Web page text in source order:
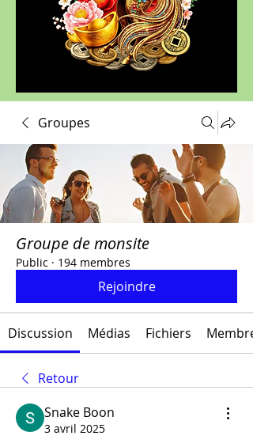
Groupes
Groupe de monsite
Public · 194 membres
Rejoindre
Discussion Médias Fichiers
Retour
Snake Boon
3 avril 2025